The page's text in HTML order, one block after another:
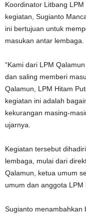
Koordinator Litbang
kegiatan, Sugianto
ini bertujuan untuk
masukan antar lembaga.
“Kami dari LPM
dan saling memberi
Qalamun, LPM Hitam
kegiatan ini adalah
kekurangan masing-
ujarnya.
Kegiatan tersebut
lembaga, mulai dari
Qalamun, ketua umum
umum dan anggota LPM
Sugianto menambahkan